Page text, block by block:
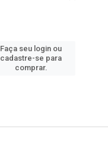
Faça seu login ou
cadastre-se para
comprar.